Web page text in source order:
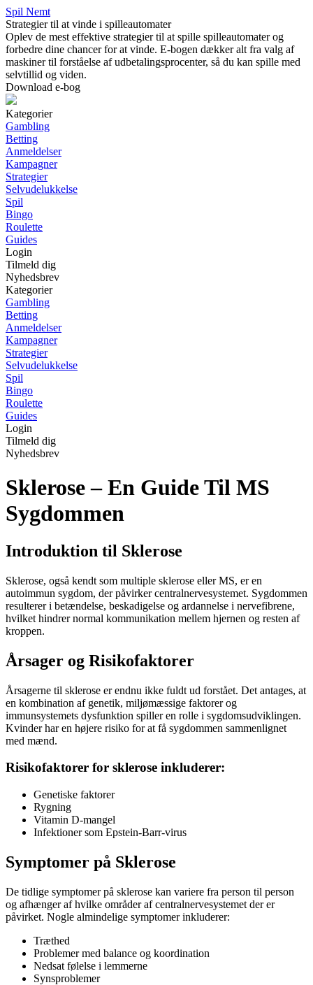
Spil Nemt
Strategier til at vinde i spilleautomater
Oplev de mest effektive strategier til at spille spilleautomater og
forbedre dine chancer for at vinde. E-bogen dækker alt fra valg af
maskiner til forståelse af udbetalingsprocenter, så du kan spille med
selvtillid og viden.
Download e-bog
Kategorier
Gambling
Betting
Anmeldelser
Kampagner
Strategier
Selvudelukkelse
Spil
Bingo
Roulette
Guides
Login
Tilmeld dig
Nyhedsbrev
Kategorier
Gambling
Betting
Anmeldelser
Kampagner
Strategier
Selvudelukkelse
Spil
Bingo
Roulette
Guides
Login
Tilmeld dig
Nyhedsbrev
Sklerose – En Guide Til MS
Sygdommen
Introduktion til Sklerose
Sklerose, også kendt som multiple sklerose eller MS, er en
autoimmun sygdom, der påvirker centralnervesystemet. Sygdommen
resulterer i betændelse, beskadigelse og ardannelse i nervefibrene,
hvilket hindrer normal kommunikation mellem hjernen og resten af
kroppen.
Årsager og Risikofaktorer
Årsagerne til sklerose er endnu ikke fuldt ud forstået. Det antages, at
en kombination af genetik, miljømæssige faktorer og
immunsystemets dysfunktion spiller en rolle i sygdomsudviklingen.
Kvinder har en højere risiko for at få sygdommen sammenlignet
med mænd.
Risikofaktorer for sklerose inkluderer:
Genetiske faktorer
Rygning
Vitamin D-mangel
Infektioner som Epstein-Barr-virus
Symptomer på Sklerose
De tidlige symptomer på sklerose kan variere fra person til person
og afhænger af hvilke områder af centralnervesystemet der er
påvirket. Nogle almindelige symptomer inkluderer:
Træthed
Problemer med balance og koordination
Nedsat følelse i lemmerne
Synsproblemer